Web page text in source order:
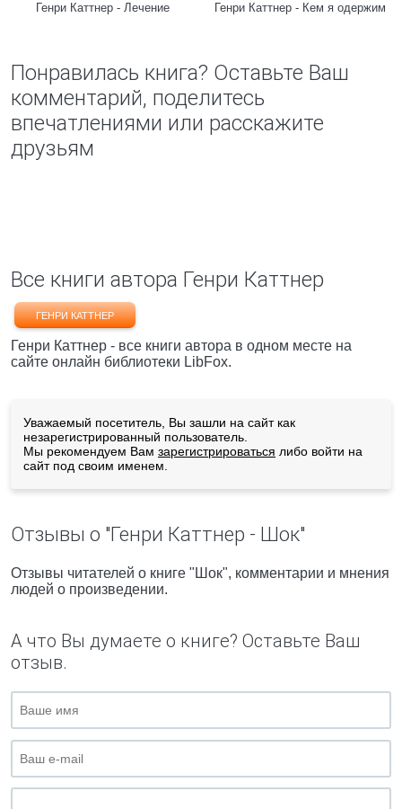
Генри Каттнер - Лечение Генри Каттнер - Кем я одержим
Понравилась книга? Оставьте Ваш
комментарий, поделитесь
впечатлениями или расскажите
друзьям
Все книги автора Генри Каттнер
ГЕНРИ КАТТНЕР
Генри Каттнер - все книги автора в одном месте на
сайте онлайн библиотеки LibFox.
Уважаемый посетитель, Вы зашли на сайт как
незарегистрированный пользователь.
Мы рекомендуем Вам зарегистрироваться либо войти на
сайт под своим именем.
Отзывы о "Генри Каттнер - Шок"
Отзывы читателей о книге "Шок", комментарии и мнения
людей о произведении.
А что Вы думаете о книге? Оставьте Ваш
отзыв.